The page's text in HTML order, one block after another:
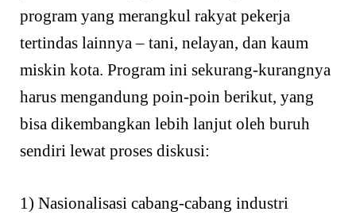
program yang merangkul rakyat pekerja
tertindas lainnya – tani, nelayan, dan kaum
miskin kota. Program ini sekurang-kurangnya
harus mengandung poin-poin berikut, yang
bisa dikembangkan lebih lanjut oleh buruh
sendiri lewat proses diskusi:
1) Nasionalisasi cabang-cabang industri